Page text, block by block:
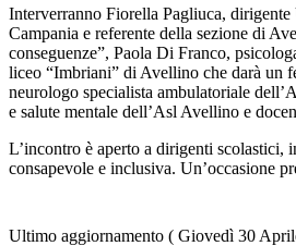
Interverranno Fiorella Pagliuca,
Campania e referente della sezione di
conseguenze”, Paola Di Franco,
liceo “Imbriani” di Avellino che darà un
neurologo specialista ambulatoriale
e salute mentale dell’Asl Avellino e
L’incontro è aperto a dirigenti scolastici,
consapevole e inclusiva. Un’occasione
Ultimo aggiornamento ( Giovedì 30